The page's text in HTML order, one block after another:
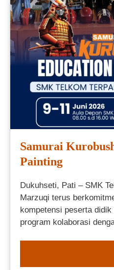
Samurai
Painting
Dukuhseti, Pati – SMK
Marzuqi terus
kompetensi peserta didik
program kolaborasi